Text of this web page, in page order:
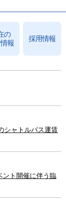
の
報
採用情報
シャトルバス運賃
ト開催に伴う臨